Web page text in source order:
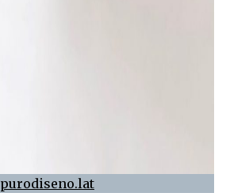
purodiseno.lat